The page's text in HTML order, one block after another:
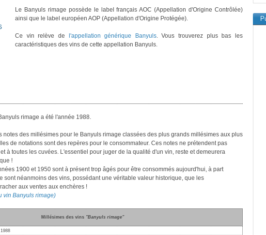
Le Banyuls rimage possède le label français AOC (Appellation d'Origine Contrôlée)
ainsi que le label européen AOP (Appellation d'Origine Protégée).
Ce vin relève de l'appellation générique Banyuls. Vous trouverez plus bas les
caractéristiques des vins de cette appellation Banyuls.
rimage a été l'année 1988.
notes des millésimes pour le Banyuls rimage classées des plus grands millésimes aux plus
de notations sont des repères pour le consommateur. Ces notes ne prétendent pas
à toutes les cuvées. L'essentiel pour juger de la qualité d'un vin, reste et demeurera
!
1900 et 1950 sont à présent trop âgés pour être consommés aujourd'hui, à part
sont néanmoins des vins, possédant une véritable valeur historique, que les
aux ventes aux enchères !
vin Banyuls rimage)
Millésimes des vins "Banyuls rimage"
1988